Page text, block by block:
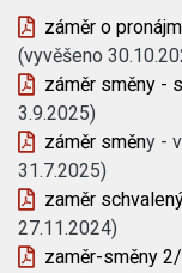
záměr o
(vyvěšeno
záměr směny -
3.9.2025)
záměr směny -
31.7.2025)
zaměr
27.11.2024)
zaměr-směny